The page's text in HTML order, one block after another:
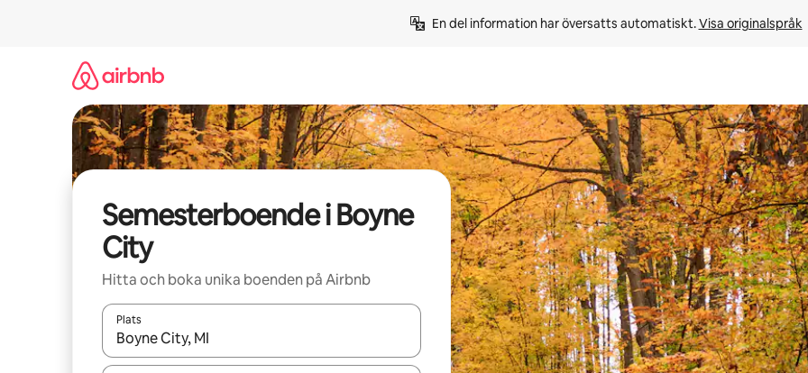
En del information har översatts automatiskt. Visa originalspråk
Semesterboende i Boyne
City
Hitta och boka unika boenden på Airbnb
Plats
När resultaten är tillgängliga kan du navigera med upp- och nedåtpilarna eller utforska genom att trycka eller svepa.